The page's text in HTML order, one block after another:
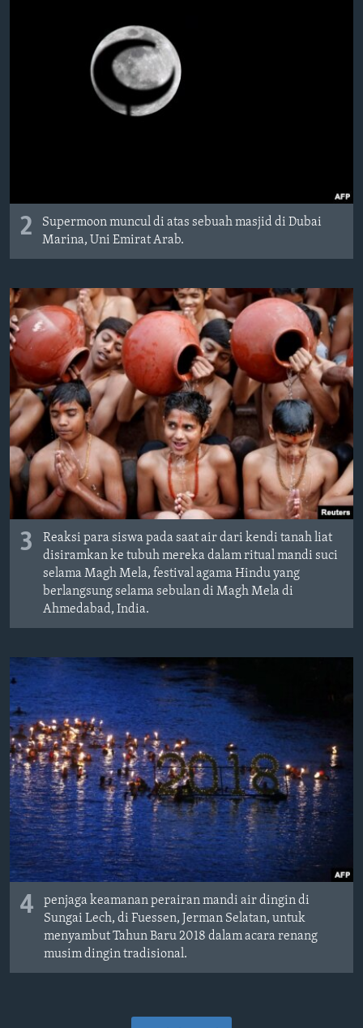
2
Supermoon muncul di atas sebuah masjid di Dubai
Marina, Uni Emirat Arab.
3
Reaksi para siswa pada saat air dari kendi tanah liat
disiramkan ke tubuh mereka dalam ritual mandi suci
selama Magh Mela, festival agama Hindu yang
berlangsung selama sebulan di Magh Mela di
Ahmedabad, India.
4
penjaga keamanan perairan mandi air dingin di
Sungai Lech, di Fuessen, Jerman Selatan, untuk
menyambut Tahun Baru 2018 dalam acara renang
musim dingin tradisional.